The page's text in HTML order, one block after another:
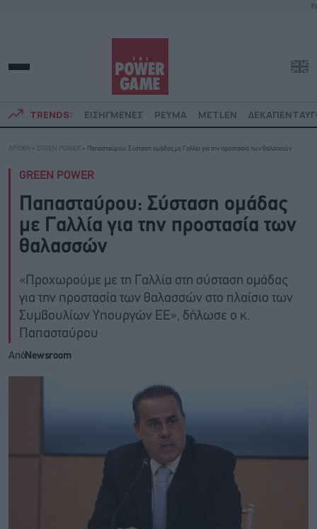
TRENDS: ΕΙΣΗΓΜΕΝΕΣ ΡΕΥΜΑ METLEN
ΑΡΧΙΚΗ » GREEN POWER » Παπασταύρου: Σύσταση ομάδας με Γαλλία για την προστασία των θαλασσών
GREEN POWER
Παπασταύρου: Σύσταση ομάδας
με Γαλλία για την προστασία των
θαλασσών
«Προχωρούμε με τη Γαλλία στη σύσταση ομάδας
για την προστασία των θαλασσών στο πλαίσιο των
Συμβουλίων Υπουργών ΕΕ», δήλωσε ο κ.
Παπασταύρου
ΑπόNewsroom